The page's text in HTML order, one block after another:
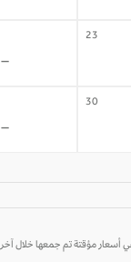
23
-
30
-
تم جمعها خلال آخر 48 ساعة وقد لا تكون متاحة وقت الحجز